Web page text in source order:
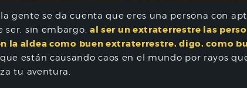
gente se da cuenta que eres una persona con
ser, sin embargo, al ser un extraterrestre las
la aldea como buen extraterrestre, digo, como
que están causando caos en el mundo por rayos
tu aventura.